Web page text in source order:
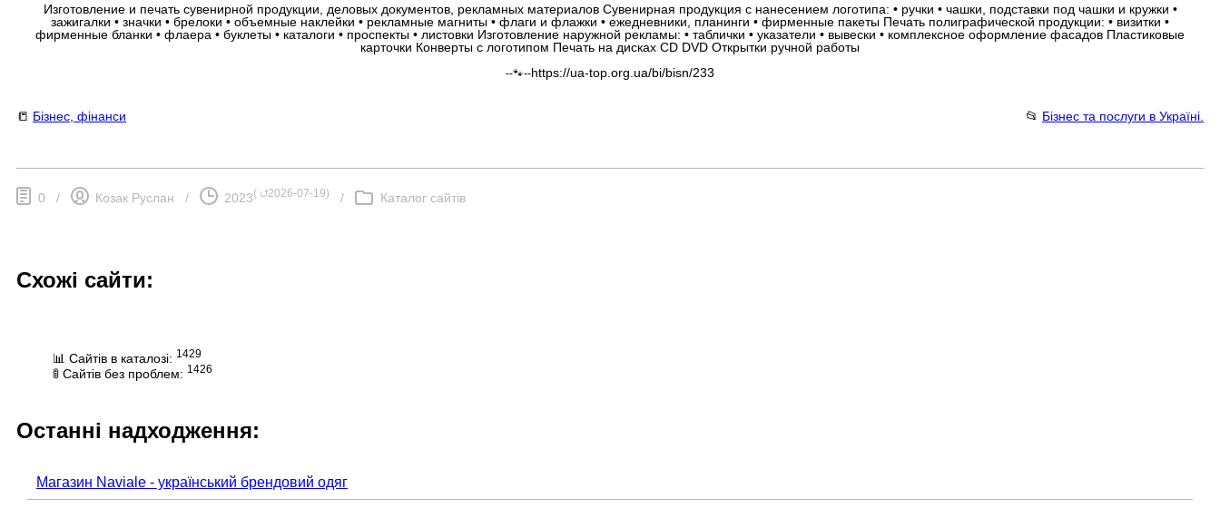
Изготовление и печать сувенирной продукции, деловых документов, рекламных материалов Сувенирная продукция с нанесением логотипа: • ручки • чашки, подставки под чашки и кружки •
зажигалки • значки • брелоки • объемные наклейки • рекламные магниты • флаги и флажки • ежедневники, планинги • фирменные пакеты Печать полиграфической продукции: • визитки •
фирменные бланки • флаера • буклеты • каталоги • проспекты • листовки Изготовление наружной рекламы: • таблички • указатели • вывески • комплексное оформление фасадов Пластиковые
карточки Конверты с логотипом Печать на дисках CD DVD Открытки ручной работы
--🐾--https://ua-top.org.ua/bi/bisn/233
📒 Бізнес, фінанси 📂 Бізнес та послуги в Україні.
0 / Козак Руслан / 2023( ⮍2026-07-19) / Каталог сайтів
Схожі сайти:
📊 Сайтів в каталозі: 1429
🚦 Сайтів без проблем: 1426
Останні надходження:
Магазин Naviale - український брендовий одяг